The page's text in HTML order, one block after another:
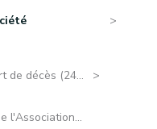
de décès (24...
l'Association...